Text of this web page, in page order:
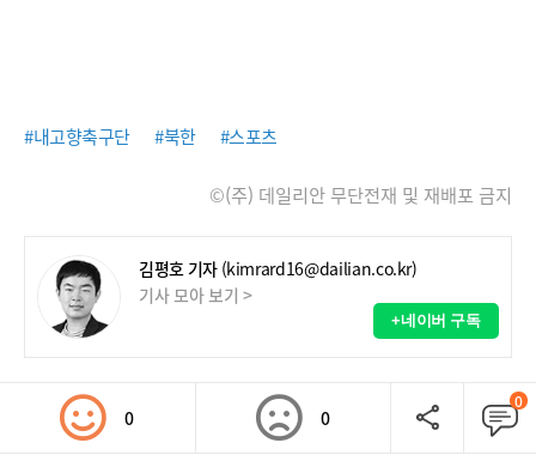
#내고향축구단 #북한 #스포츠
©(주) 데일리안 무단전재 및 재배포 금지
김평호 기자 (kimrard16@dailian.co.kr)
기사 모아 보기 >
+네이버 구독
0 0
0